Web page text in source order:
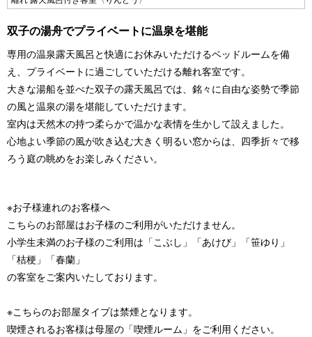
e
vi
o
u
s
双子の湯舟でプライベートに温泉を堪能
専用の温泉露天風呂と快適にお休みいただけるベッドルームを備
え、プライベートに過ごしていただける離れ客室です。
大きな湯船を並べた双子の露天風呂では、銘々に自由な姿勢で季節
の風と温泉の湯を堪能していただけます。
室内は天然木の持つ柔らかで温かな表情を生かして設えました。
心地よい季節の風が吹き込む大きく明るい窓からは、四季折々で移
ろう庭の眺めをお楽しみください。
※お子様連れのお客様へ
こちらのお部屋はお子様のご利用がいただけません。
小学生未満のお子様のご利用は「こぶし」「あけび」「笹ゆり」
「桔梗」「春蘭」
の客室をご案内いたしております。
※こちらのお部屋タイプは禁煙となります。
喫煙されるお客様は母屋の「喫煙ルーム」をご利用ください。